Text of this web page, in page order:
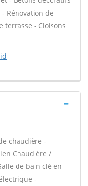
Rénovation de
terrasse - Cloisons
chaudière -
Chaudière /
de bain clé en
-